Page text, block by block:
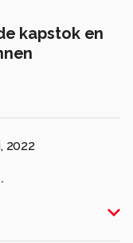
kapstok en
2022